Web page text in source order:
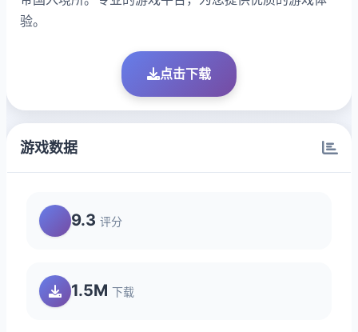
验。
点击下载
游戏数据
9.3 评分
1.5M 下载